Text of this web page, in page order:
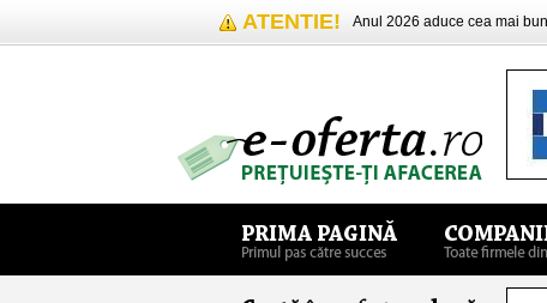
ATENTIE! Anul 2026 aduce cea mai